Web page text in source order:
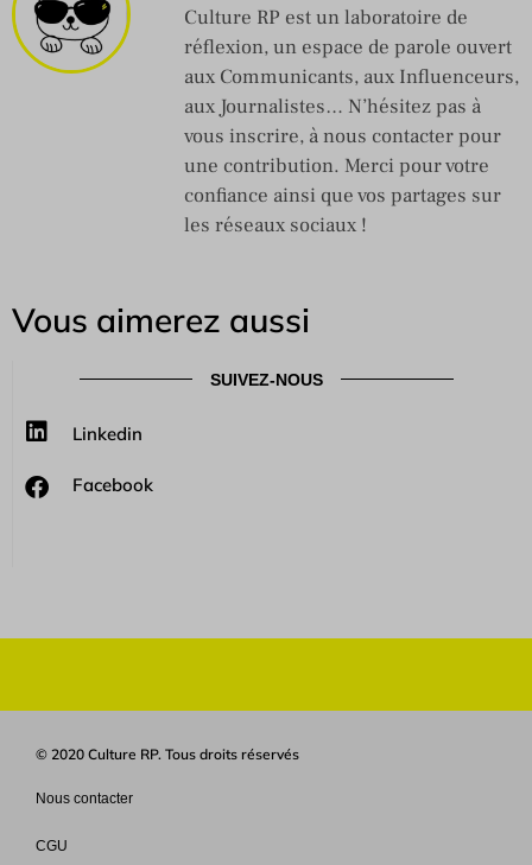
Culture RP est un laboratoire de
réflexion, un espace de parole ouvert
aux Communicants, aux Influenceurs,
aux Journalistes… N’hésitez pas à
vous inscrire, à nous contacter pour
une contribution. Merci pour votre
confiance ainsi que vos partages sur
les réseaux sociaux !
Vous aimerez aussi
SUIVEZ-NOUS
Linkedin
Facebook
© 2020 Culture RP. Tous droits réservés
Nous contacter
CGU